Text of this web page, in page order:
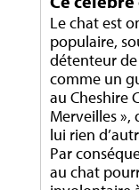
Le chat est
populaire,
détenteur de
comme un
au Cheshire
Merveilles
lui rien
Par
au chat